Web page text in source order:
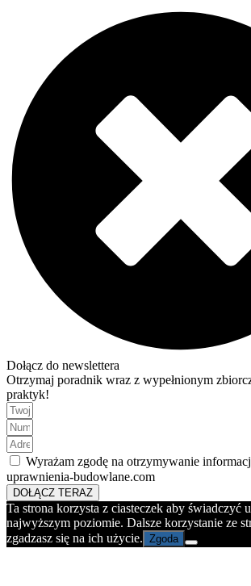
Dołącz do newslettera
Otrzymaj poradnik wraz z wypełnionym
praktyk!
Wyrażam zgodę na otrzymywanie
uprawnienia-budowlane.com
DOŁĄCZ TERAZ
Ta strona korzysta z ciasteczek aby świadczyć
najwyższym poziomie. Dalsze korzystanie ze
zgadzasz się na ich użycie. Zgoda